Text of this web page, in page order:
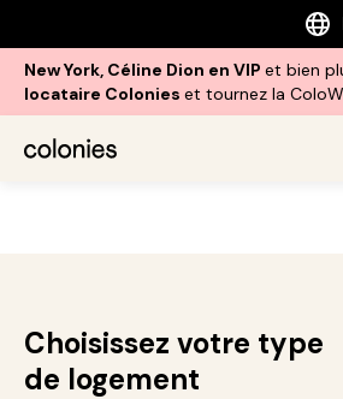
New York, Céline Dion en VIP et bien
locataire Colonies et tournez la
Choisissez votre type
de logement